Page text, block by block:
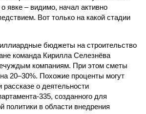
явке – видимо, начал активно
Вот только на какой стадии
бюджеты на строительство
команда Кирилла Селезнёва
компаниям. При этом сметы
20–30%. Похожие проценты могут
о деятельности
335, созданного для
политики в области внедрения